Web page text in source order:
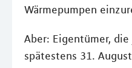
Wärmepumpen
Aber: Eigentümer,
spätestens 31.